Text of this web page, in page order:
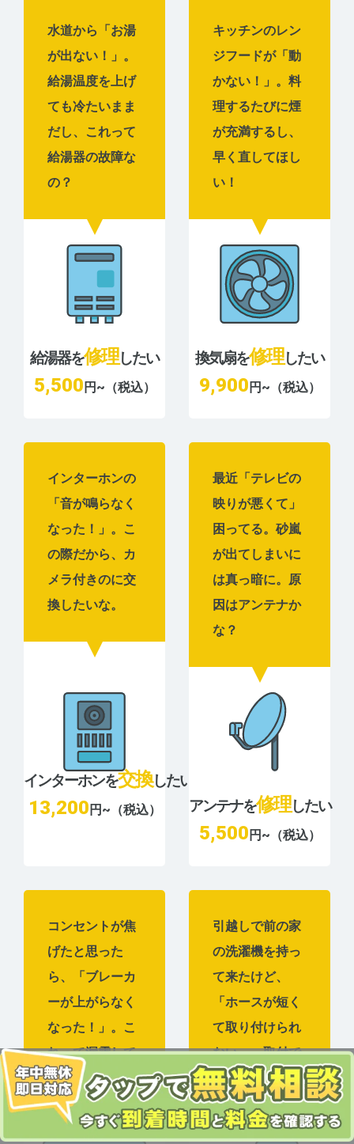
水道から「お湯
が出ない！」。
給湯温度を上げ
ても冷たいまま
だし、これって
給湯器の故障な
の？
給湯器を修理したい
5,500 円~（税込）
キッチンのレン
ジフードが「動
かない！」。料
理するたびに煙
が充満するし、
早く直してほし
い！
換気扇を修理したい
9,900 円~（税込）
インターホンの
「音が鳴らなく
なった！」。こ
の際だから、カ
メラ付きのに交
換したいな。
インターホンを交換したい
13,200 円~（税込）
最近「テレビの
映りが悪くて」
困ってる。砂嵐
が出てしまいに
は真っ暗に。原
因はアンテナか
な？
アンテナを修理したい
5,500 円~（税込）
コンセントが焦
げたと思った
ら、「ブレーカ
ーが上がらなく
なった！」。こ
れって漏電して
る？
引越しで前の家
の洗濯機を持っ
て来たけど、
「ホースが短く
て取り付けられ
ない」。取付で
きる？